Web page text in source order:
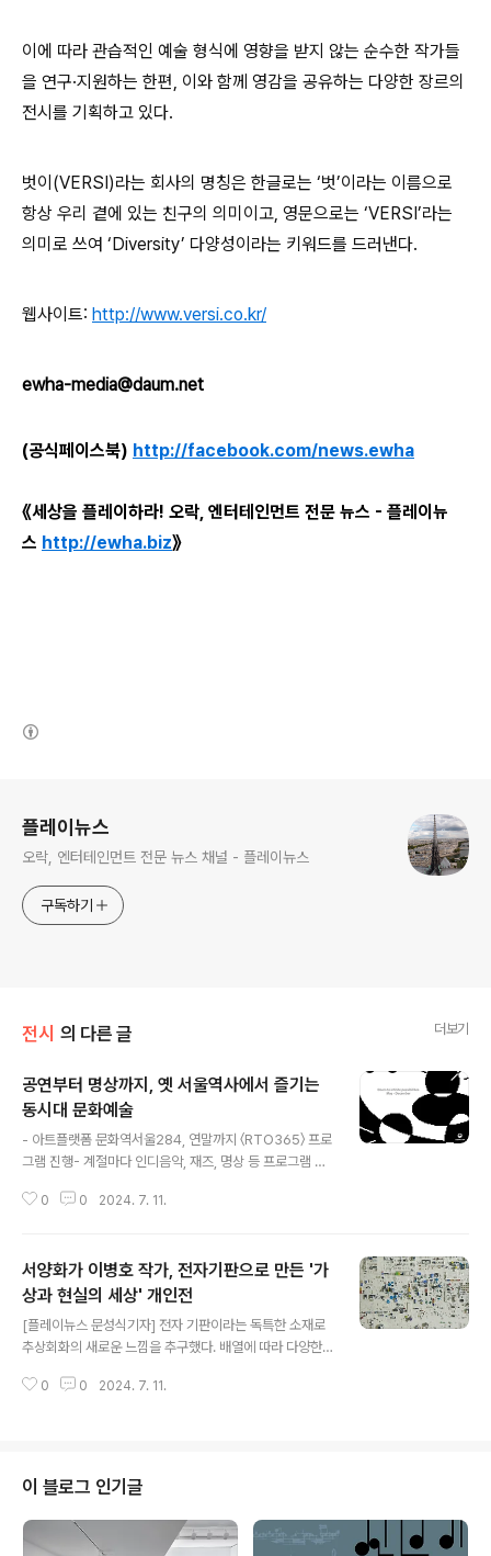
이에 따라 관습적인 예술 형식에 영향을 받지 않는 순수한 작가들
을 연구·지원하는 한편, 이와 함께 영감을 공유하는 다양한 장르의
전시를 기획하고 있다.
벗이(VERSI)라는 회사의 명칭은 한글로는 ‘벗’이라는 이름으로
항상 우리 곁에 있는 친구의 의미이고, 영문으로는 ‘VERSI’라는
의미로 쓰여 ‘Diversity’ 다양성이라는 키워드를 드러낸다.
웹사이트: http://www.versi.co.kr/
ewha-media@daum.net
(공식페이스북) http://facebook.com/news.ewha
《세상을 플레이하라! 오락, 엔터테인먼트 전문 뉴스 - 플레이뉴
스 http://ewha.biz》
플레이뉴스
오락, 엔터테인먼트 전문 뉴스 채널 - 플레이뉴스
구독하기
전시 의 다른 글 더보기
공연부터 명상까지, 옛 서울역사에서 즐기는
동시대 문화예술
- 아트플랫폼 문화역서울284, 연말까지 〈RTO365〉 프로
그램 진행- 계절마다 인디음악, 재즈, 명상 등 프로그램 무
문화진흥원(원장 장동광, 이하 공진원)은 문화역서울284
공연부터 명상, 마켓까지 다채로운 프로그램으로 시민들을
찾아갈 예정이다. ‘RTO365’는 문화역서울284의 ‘RT
O’(옛 서울역 수하물보관소 및 미군장병안내소)에서 만나
는 동시대 문화 경험 프로젝트다. 김해리 문화기획자가 기
획을 맡았고, 새로운 문화를 만들어 가고자 하는 문화창작
자들과 함께 세 개의 주제로 프로그램을 펼친다. 첫 번째 시
0 0 2024. 7. 11.
서양화가 이병호 작가, 전자기판으로 만든 '가
상과 현실의 세상' 개인전
[플레이뉴스 문성식기자] 전자 기판이라는 독특한 소재로
추상회화의 새로운 느낌을 추구했다. 배열에 따라 다양한
다 자유롭게 해석되는 구조로 제작되어 작품을 형성하는
는 그림으로 2024년 7월 10일(수) ~ 7월 16일(화)까지
울산남구문화원 갤러리숲에서 "METaversE" 타이틀로
개인전을 진행 중에 있다. "METaversE" 3차원 가상공간
을 뜻하는 메타버스는 새로운 세계로의 환상과 현실을 넘
0 0 2024. 7. 11.
이 블로그 인기글